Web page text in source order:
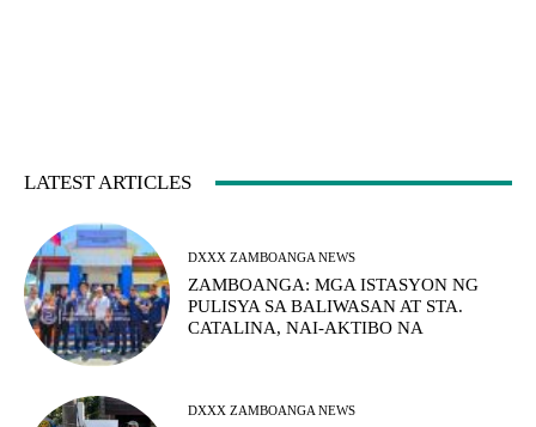
LATEST ARTICLES
DXXX ZAMBOANGA NEWS
ZAMBOANGA: MGA ISTASYON NG
PULISYA SA BALIWASAN AT STA.
CATALINA, NAI-AKTIBO NA
DXXX ZAMBOANGA NEWS